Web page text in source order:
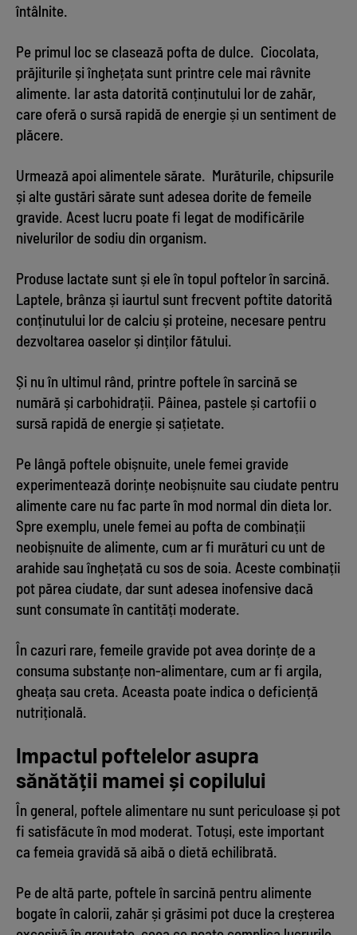
întâlnite.
Pe primul loc se clasează pofta de dulce. Ciocolata,
prăjiturile și înghețata sunt printre cele mai râvnite
alimente. Iar asta datorită conținutului lor de zahăr,
care oferă o sursă rapidă de energie și un sentiment de
plăcere.
Urmează apoi alimentele sărate. Murăturile, chipsurile
și alte gustări sărate sunt adesea dorite de femeile
gravide. Acest lucru poate fi legat de modificările
nivelurilor de sodiu din organism.
Produse lactate sunt și ele în topul poftelor în sarcină.
Laptele, brânza și iaurtul sunt frecvent poftite datorită
conținutului lor de calciu și proteine, necesare pentru
dezvoltarea oaselor și dinților fătului.
Și nu în ultimul rând, printre poftele în sarcină se
numără și carbohidrații. Pâinea, pastele și cartofii o
sursă rapidă de energie și sațietate.
Pe lângă poftele obișnuite, unele femei gravide
experimentează dorințe neobișnuite sau ciudate pentru
alimente care nu fac parte în mod normal din dieta lor.
Spre exemplu, unele femei au pofta de combinații
neobișnuite de alimente, cum ar fi murături cu unt de
arahide sau înghețată cu sos de soia. Aceste combinații
pot părea ciudate, dar sunt adesea inofensive dacă
sunt consumate în cantități moderate.
În cazuri rare, femeile gravide pot avea dorințe de a
consuma substanțe non-alimentare, cum ar fi argila,
gheața sau creta. Aceasta poate indica o deficiență
nutrițională.
Impactul poftelelor asupra
sănătății mamei și copilului
În general, poftele alimentare nu sunt periculoase și pot
fi satisfăcute în mod moderat. Totuși, este important
ca femeia gravidă să aibă o dietă echilibrată.
Pe de altă parte, poftele în sarcină pentru alimente
bogate în calorii, zahăr și grăsimi pot duce la creșterea